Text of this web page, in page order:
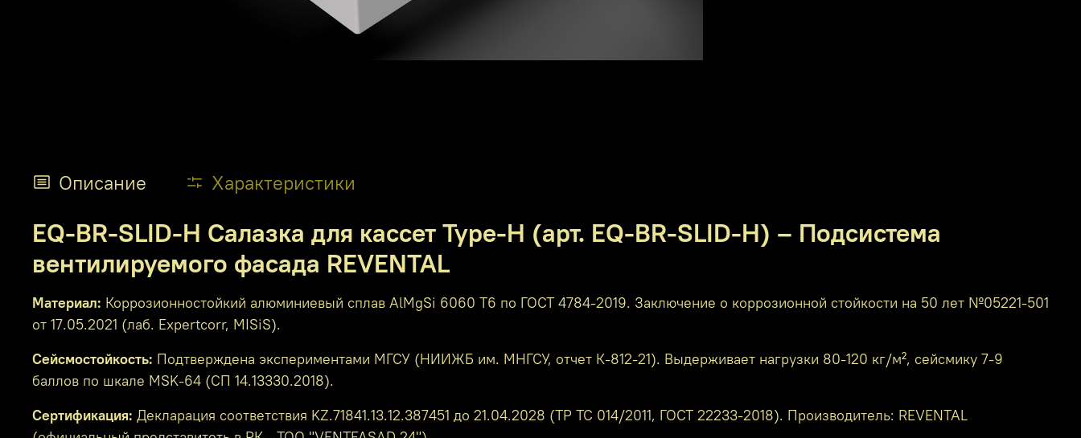
Описание Характеристики
EQ-BR-SLID-H Салазка для кассет Type-H (арт. EQ-BR-SLID-H) – Подсистема
вентилируемого фасада REVENTAL
Материал: Коррозионностойкий алюминиевый сплав AlMgSi 6060 T6 по ГОСТ 4784-2019. Заключение о коррозионной стойкости на 50 лет №05221-501
от 17.05.2021 (лаб. Expertcorr, MISiS).
Сейсмостойкость: Подтверждена экспериментами МГСУ (НИИЖБ им. МНГСУ, отчет К-812-21). Выдерживает нагрузки 80-120 кг/м², сейсмику 7-9
баллов по шкале MSK-64 (СП 14.13330.2018).
Сертификация: Декларация соответствия KZ.71841.13.12.387451 до 21.04.2028 (ТР ТС 014/2011, ГОСТ 22233-2018). Производитель: REVENTAL